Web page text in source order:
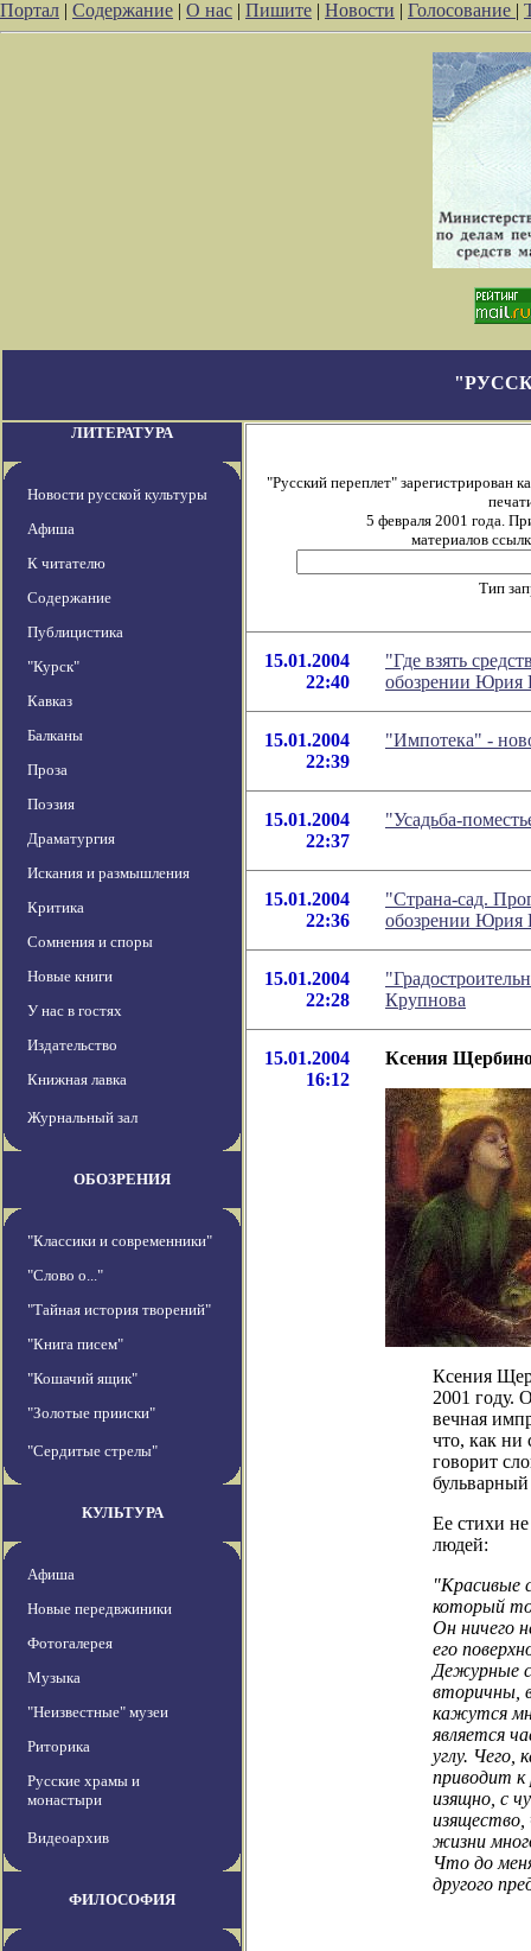
Портал | Содержание | О нас | Пишите | Новости | Голосование |
ЛИТЕРАТУРА
Новости русской культуры
Афиша
К читателю
Содержание
Публицистика
"Курск"
Кавказ
Балканы
Проза
Поэзия
Драматургия
Искания и размышления
Критика
Сомнения и споры
Новые книги
У нас в гостях
Издательство
Книжная лавка
Журнальный зал
ОБОЗРЕНИЯ
"Классики и современники"
"Слово о..."
"Тайная история творений"
"Книга писем"
"Кошачий ящик"
"Золотые прииски"
"Сердитые стрелы"
КУЛЬТУРА
Афиша
Новые передвжиники
Фотогалерея
Музыка
"Неизвестные" музеи
Риторика
Русские храмы и
монастыри
Видеоархив
ФИЛОСОФИЯ
"Русский переплет" зарегистрирован
5 февраля 2001 года.
материалов
Тип
15.01.2004
22:40
"Где взять
обозрении Юрия
15.01.2004
22:39
"Импотека" -
15.01.2004
22:37
"Усадьба-
15.01.2004
22:36
"Страна-сад.
обозрении Юрия
15.01.2004
22:28
Крупнова
15.01.2004
16:12
Ксения
Ксения
2001 году.
вечная
что, как ни
говорит
Ее стихи
людей:
"Красивые
который
Он ничего
его
Дежурные
вторичны,
кажутся
является
углу. Чего,
приводит к
изящно, с
изящество,
жизни
Что до
другого